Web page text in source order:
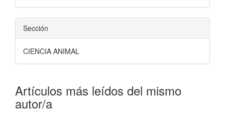
Sección
CIENCIA ANIMAL
Artículos más leídos del mismo
autor/a